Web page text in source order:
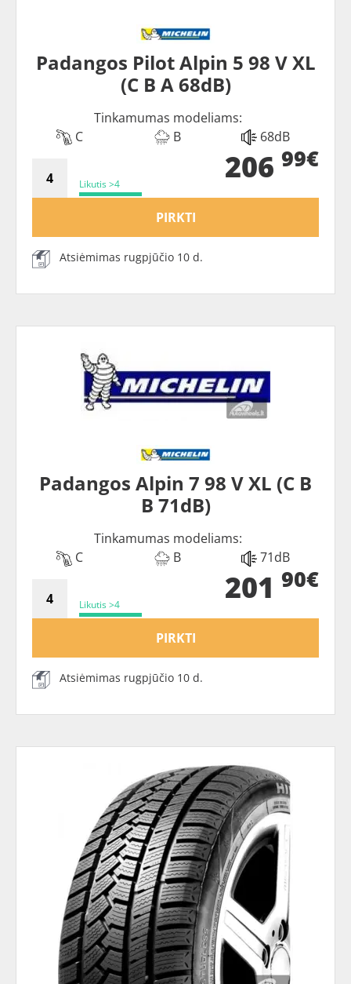
Padangos Pilot Alpin 5 98 V XL
(C B A 68dB)
Tinkamumas modeliams:
C
B 68dB
Likutis >4 206 99€
PIRKTI
Atsiėmimas rugpjūčio 10 d.
Padangos Alpin 7 98 V XL (C B
B 71dB)
Tinkamumas modeliams:
C
B 71dB
Likutis >4 201 90€
PIRKTI
Atsiėmimas rugpjūčio 10 d.